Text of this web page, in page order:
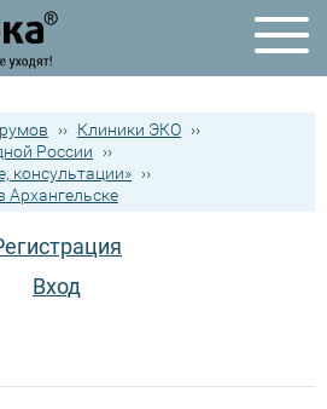
›› Клиники ЭКО ››
России
››
консультации» ››
Архангельске
Вход